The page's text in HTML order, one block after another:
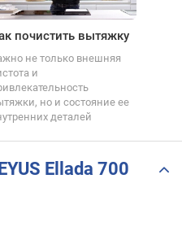
Как почистить вытяжку
не только внешняя
и
но и состояние ее
деталей
Ellada 700